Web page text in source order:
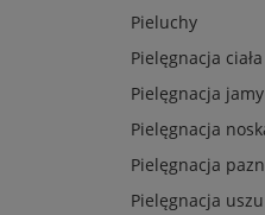
Pieluchy
Pielęgnacja ciała
Pielęgnacja
Pielęgnacja
Pielęgnacja
Pielęgnacja uszu